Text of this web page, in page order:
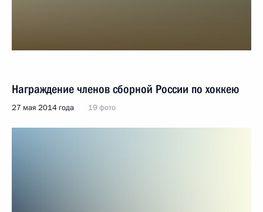
Награждение членов сборной России по хоккею
27 мая 2014 года 19 фото